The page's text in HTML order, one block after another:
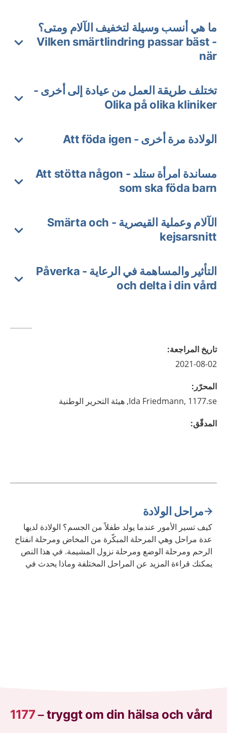
ما هي أنسب وسيلة لتخفيف الآلام ومتى؟
- Vilken smärtlindring passar bäst
när
تختلف طريقة العمل من عيادة إلى أخرى -
Olika på olika kliniker
الولادة مرة أخرى - Att föda igen
مساندة امرأة ستلد - Att stötta någon
som ska föda barn
الآلام وعملية القيصرية - Smärta och
kejsarsnitt
التأثير والمساهمة في الرعاية - Påverka
och delta i din vård
تاريخ المراجعة:
2021-08-02
المحرّر :
Ida Friedmann, 1177.se, هيئة التحرير الوطنية
المدقّق:
Current articles
مراحل الولادة
كيف تسير الأمور عندما يولد طفلاً من الجسم؟ الولادة لديها
عدة مراحل وهي المرحلة المبكّرة من المخاض ومرحلة انفتاح
الرحم ومرحلة الوضع ومرحلة نزول المشيمة. في هذا النص
يمكنك قراءة المزيد عن المراحل المختلفة وماذا يحدث في
1177–tryggt om din hälsa och vård